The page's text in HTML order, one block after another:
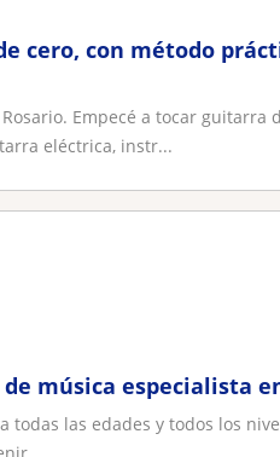
cero, con método
Empecé a tocar
eléctrica, instr...
música especialista
todas las edades y todos los